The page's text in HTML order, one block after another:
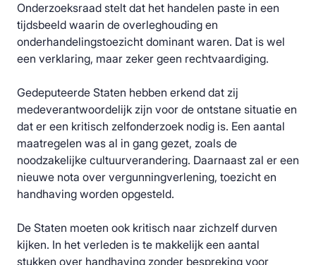
Onderzoeksraad stelt dat het handelen paste in een
tijdsbeeld waarin de overleghouding en
onderhandelingstoezicht dominant waren. Dat is wel
een verklaring, maar zeker geen rechtvaardiging.
Gedeputeerde Staten hebben erkend dat zij
medeverantwoordelijk zijn voor de ontstane situatie en
dat er een kritisch zelfonderzoek nodig is. Een aantal
maatregelen was al in gang gezet, zoals de
noodzakelijke cultuurverandering. Daarnaast zal er een
nieuwe nota over vergunningverlening, toezicht en
handhaving worden opgesteld.
De Staten moeten ook kritisch naar zichzelf durven
kijken. In het verleden is te makkelijk een aantal
stukken over handhaving zonder bespreking voor